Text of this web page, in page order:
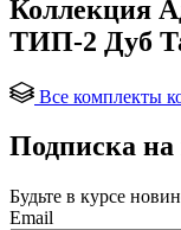
Коллекция
ТИП-2 Дуб
Все комплекты
Подписка на
Будьте в курсе
Email